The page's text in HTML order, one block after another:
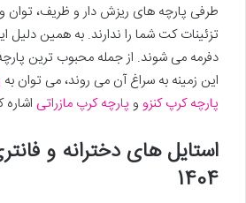
طرفی پارچه های ریزش دار و ظریف،
تزئینات کت شما را ندارند. به همین دلیل
دفرمه می شوند. از جمله محبوب ترین
این زمینه به سراغ آن می روند، می توان به
پارچه کرپ کنزو و پارچه کرپ مازراتی اشاره
استایل های دخترانه و
1404